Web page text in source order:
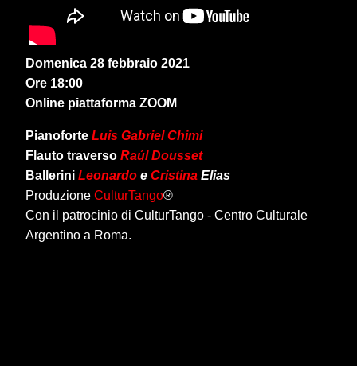
Domenica 28 febbraio 2021
Ore 18:00
Online piattaforma ZOOM
Pianoforte Luis Gabriel Chimi
Flauto traversoRaúl Dousset
BalleriniLeonardo eCristina Elias
ProduzioneCulturTango®
Con il patrocinio di CulturTango - Centro Culturale
Argentino a Roma.